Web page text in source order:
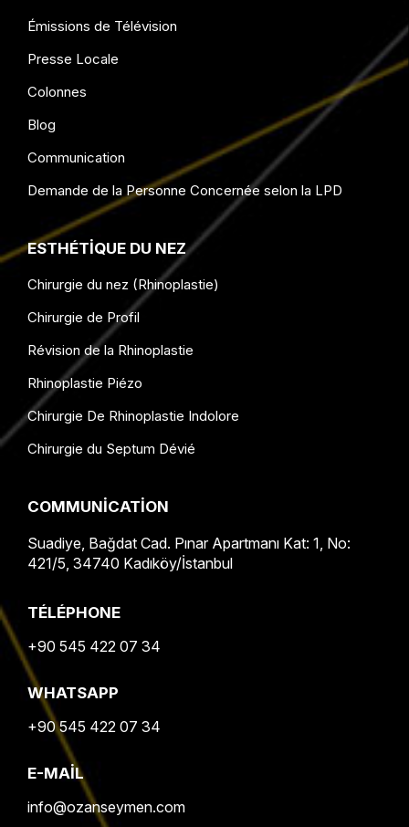
Émissions de Télévision
Presse Locale
Colonnes
Blog
Communication
Demande de la Personne Concernée selon la LPD
ESTHÉTIQUE DU NEZ
Chirurgie du nez (Rhinoplastie)
Chirurgie de Profil
Révision de la Rhinoplastie
Rhinoplastie Piézo
Chirurgie De Rhinoplastie Indolore
Chirurgie du Septum Dévié
COMMUNICATION
Suadiye, Bağdat Cad. Pınar Apartmanı Kat: 1, No:
421/5, 34740 Kadıköy/İstanbul
TÉLÉPHONE
+90 545 422 07 34
WHATSAPP
+90 545 422 07 34
E-MAIL
info@ozanseymen.com